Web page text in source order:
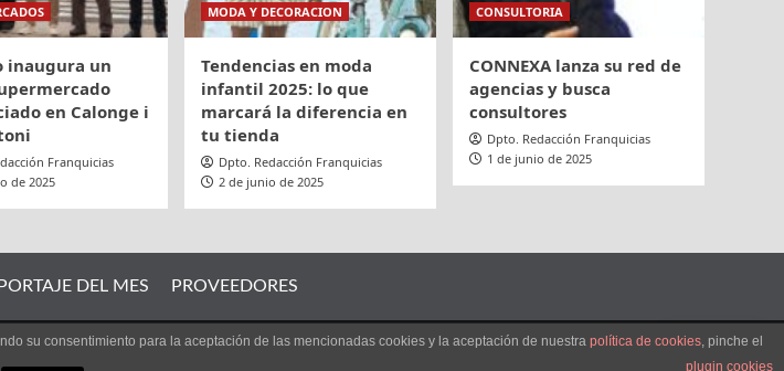
inaugura un
en Calonge i
Franquicias
de 2025
MODA Y DECORACION
Tendencias en moda
infantil 2025: lo que
marcará la diferencia en
tu tienda
Dpto. Redacción Franquicias
2 de junio de 2025
CONSULTORIA
CONNEXA lanza su red de
agencias y busca
consultores
Dpto. Redacción Franquicias
1 de junio de 2025
DEL MES PROVEEDORES
su consentimiento para la aceptación de las mencionadas cookies y la aceptación de nuestra política de cookies, pinche el
plugin cookies
ES